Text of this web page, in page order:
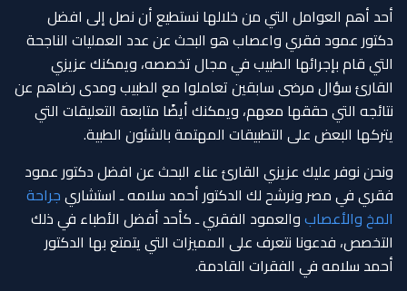
أحد أهم العوامل التي من خلالها نستطيع أن نصل إلى افضل
دكتور عمود فقري واعصاب هو البحث عن عدد العمليات الناجحة
التي قام بإجرائها الطبيب في مجال تخصصه، ويمكنك عزيزي
القارئ سؤال مرضى سابقين تعاملوا مع الطبيب ومدى رضاهم عن
نتائجه التي حققها معهم، ويمكنك أيضًا متابعة التعليقات التي
يتركها البعض على التطبيقات المهتمة بالشئون الطبية.
ونحن نوفر عليك عزيزي القارئ عناء البحث عن افضل دكتور عمود
فقري في مصر ونرشح لك الدكتور أحمد سلامه ـ استشاريجراحة
المخ والأعصابوالعمود الفقري ـ كأحد أفضل الأطباء في ذلك
التخصص، فدعونا نتعرف على المميزات التي يتمتع بها الدكتور
أحمد سلامه في الفقرات القادمة.